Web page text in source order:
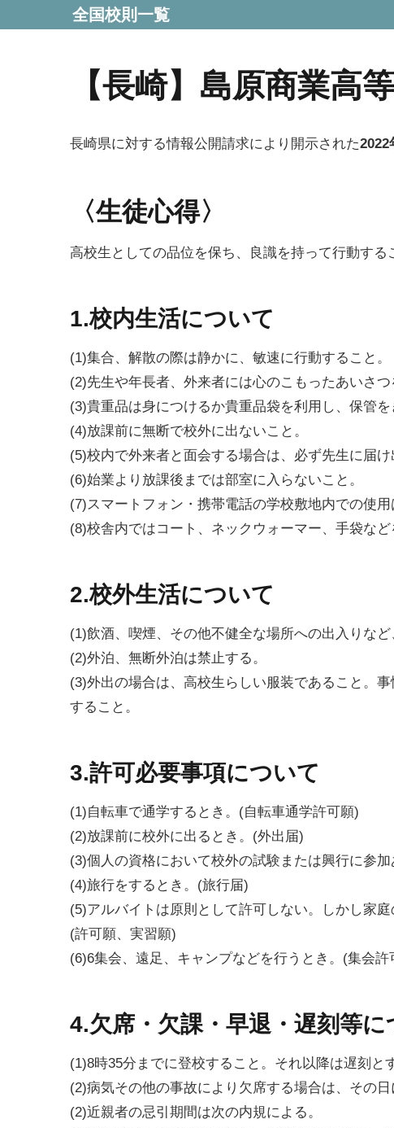
全国校則一覧
【長崎】島原商業高
長崎県に対する情報公開請求により開示された2022
〈生徒心得〉
高校生としての品位を保ち、良識を持って行動する
1.校内生活について
(1)集合、解散の際は静かに、敏速に行動すること。
(2)先生や年長者、外来者には心のこもったあいさつ
(3)貴重品は身につけるか貴重品袋を利用し、保管を
(4)放課前に無断で校外に出ないこと。
(5)校内で外来者と面会する場合は、必ず先生に届け
(6)始業より放課後までは部室に入らないこと。
(7)スマートフォン・携帯電話の学校敷地内での使用
(8)校舎内ではコート、ネックウォーマー、手袋など
2.校外生活について
(1)飲酒、喫煙、その他不健全な場所への出入りな
(2)外泊、無断外泊は禁止する。
(3)外出の場合は、高校生らしい服装であること。
すること。
3.許可必要事項について
(1)自転車で通学するとき。(自転車通学許可願)
(2)放課前に校外に出るとき。(外出届)
(3)個人の資格において校外の試験または興行に参
(4)旅行をするとき。(旅行届)
(5)アルバイトは原則として許可しない。しかし家
(許可願、実習願)
(6)6集会、遠足、キャンプなどを行うとき。(集会許
4.欠席・欠課・早退・遅刻等に
(1)8時35分までに登校すること。それ以降は遅刻と
(2)病気その他の事故により欠席する場合は、その日
(2)近親者の忌引期間は次の内規による。